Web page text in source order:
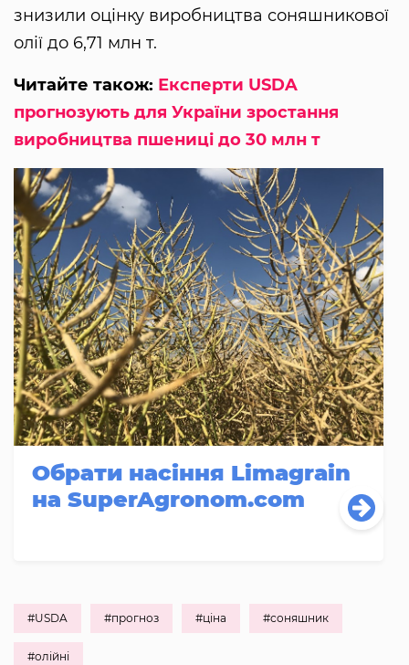
знизили оцінку виробництва соняшникової
олії до 6,71 млн т.
Читайте також: Експерти USDA
прогнозують для України зростання
виробництва пшениці до 30 млн т
Обрати насіння Limagrain
на SuperAgronom.com
#USDA #прогноз #ціна #соняшник
#олійні